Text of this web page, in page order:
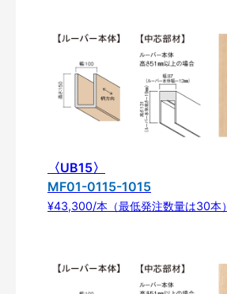
〈UB15〉
MF01-0115-1015
¥43,300/本（最低発注数量は30本）